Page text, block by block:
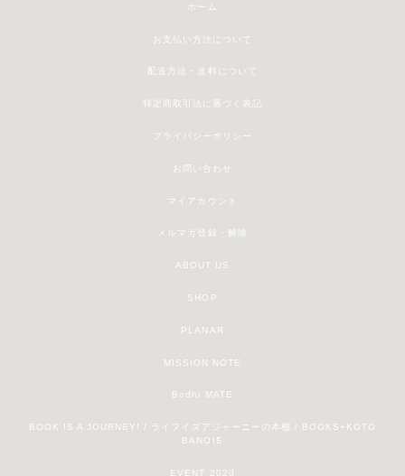
ホーム
お支払い方法について
配送方法・送料について
特定商取引法に基づく表記
プライバシーポリシー
お問い合わせ
マイアカウント
メルマガ登録・解除
ABOUT US
SHOP
PLANAR
MISSION NOTE
Bodhi MATE
BOOK IS A JOURNEY! / ライフイズアジャーニーの本棚 / BOOKS+KOTO
BANOIE
EVENT 2020